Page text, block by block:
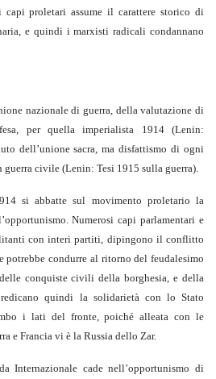
proletari assume il carattere storico di
e quindi i marxisti radicali condannano
nazionale di guerra, della valutazione di
per quella imperialista 1914 (Lenin:
dell’unione sacra, ma disfattismo di ogni
guerra civile (Lenin: Tesi 1915 sulla guerra).
si abbatte sul movimento proletario la
Numerosi capi parlamentari e
con interi partiti, dipingono il conflitto
potrebbe condurre al ritorno del feudalesimo
conquiste civili della borghesia, e della
quindi la solidarietà con lo Stato
i lati del fronte, poiché alleata con le
e Francia vi è la Russia dello Zar.
Internazionale cade nell’opportunismo di